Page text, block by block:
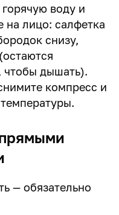
воду и
на лицо: салфетка
снизу,
чтобы дышать).
компресс и
— обязательно